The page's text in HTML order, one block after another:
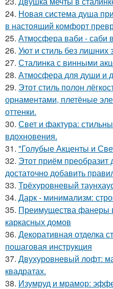
24. Новая система душа
в настоящий комфорт
25. Атмосфера ваби - саби
26. Уют и стиль без лишних
27. Сталинка с винными
28. Атмосфера для души и
29. Этот стиль полон
орнаментами, плетёные
оттенки.
30. Свет и фактура:
вдохновения.
31. "Голубые Акценты и
32. Этот приём
достаточно добавить
33. Трёхуровневый
34. Дарк - минимализм:
35. Преимущества фанеры
каркасных домов
36. Декоративная отделка
пошаговая инструкция
37. Двухуровневый лофт:
квадратах.
38. Изумруд и мрамор: